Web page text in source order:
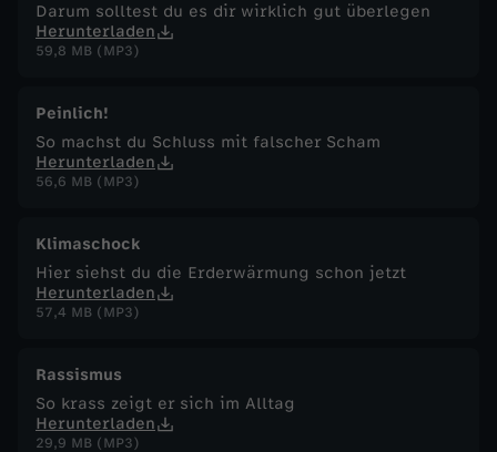
Darum solltest du es dir wirklich gut überlegen
Herunterladen
59,8 MB (MP3)
Peinlich!
So machst du Schluss mit falscher Scham
Herunterladen
56,6 MB (MP3)
Klimaschock
Hier siehst du die Erderwärmung schon jetzt
Herunterladen
57,4 MB (MP3)
Rassismus
So krass zeigt er sich im Alltag
Herunterladen
29,9 MB (MP3)